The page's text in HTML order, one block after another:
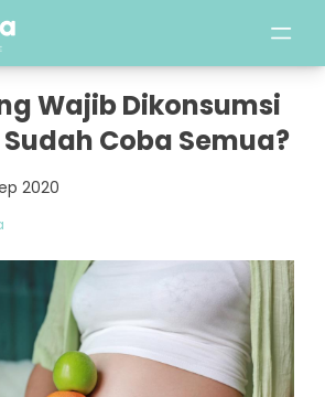
Wajib Dikonsumsi
Coba Semua?
2020